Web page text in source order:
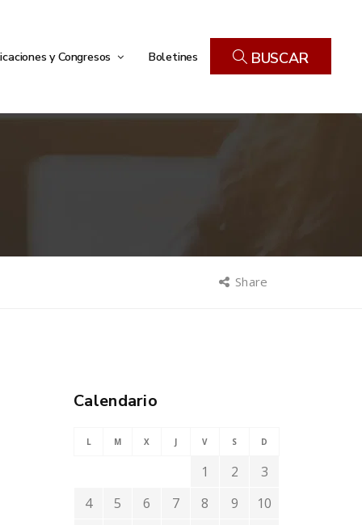
y Congresos Boletines BUSCAR
Share
Calendario
L M X J V S D
1 2
3
4
5 6 7 8 9
10